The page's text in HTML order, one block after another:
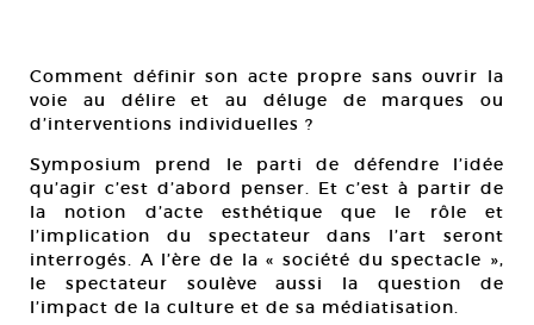
Comment définir son acte propre sans ouvrir la
voie au délire et au déluge de marques ou
d’interventions individuelles ?
Symposium prend le parti de défendre l’idée
qu’agir c’est d’abord penser. Et c’est à partir de
la notion d’acte esthétique que le rôle et
l’implication du spectateur dans l’art seront
interrogés. A l’ère de la « société du spectacle »,
le spectateur soulève aussi la question de
l’impact de la culture et de sa médiatisation.